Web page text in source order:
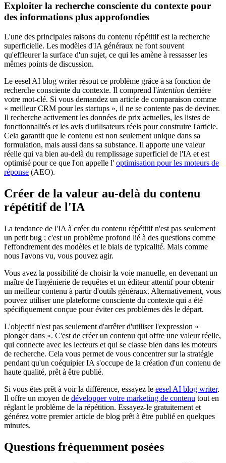
Exploiter la recherche consciente du contexte pour
des informations plus approfondies
L'une des principales raisons du contenu répétitif est la recherche
superficielle. Les modèles d'IA généraux ne font souvent
qu'effleurer la surface d'un sujet, ce qui les amène à ressasser les
mêmes points de discussion.
Le eesel AI blog writer résout ce problème grâce à sa fonction de
recherche consciente du contexte. Il comprend l'intention derrière
votre mot-clé. Si vous demandez un article de comparaison comme
« meilleur CRM pour les startups », il ne se contente pas de deviner.
Il recherche activement les données de prix actuelles, les listes de
fonctionnalités et les avis d'utilisateurs réels pour construire l'article.
Cela garantit que le contenu est non seulement unique dans sa
formulation, mais aussi dans sa substance. Il apporte une valeur
réelle qui va bien au-delà du remplissage superficiel de l'IA et est
optimisé pour ce que l'on appelle l' optimisation pour les moteurs de
réponse (AEO).
Créer de la valeur au-delà du contenu
répétitif de l'IA
La tendance de l'IA à créer du contenu répétitif n'est pas seulement
un petit bug ; c'est un problème profond lié à des questions comme
l'effondrement des modèles et le biais de typicalité. Mais comme
nous l'avons vu, vous pouvez agir.
Vous avez la possibilité de choisir la voie manuelle, en devenant un
maître de l'ingénierie de requêtes et un éditeur attentif pour obtenir
un meilleur contenu à partir d'outils généraux. Alternativement, vous
pouvez utiliser une plateforme consciente du contexte qui a été
spécifiquement conçue pour éviter ces problèmes dès le départ.
L'objectif n'est pas seulement d'arrêter d'utiliser l'expression «
plonger dans ». C'est de créer un contenu qui offre une valeur réelle,
qui connecte avec les lecteurs et qui se classe bien dans les moteurs
de recherche. Cela vous permet de vous concentrer sur la stratégie
pendant qu'un coéquipier IA s'occupe de la création d'un contenu de
haute qualité, prêt à être publié.
Si vous êtes prêt à voir la différence, essayez le eesel AI blog writer.
Il offre un moyen de développer votre marketing de contenu tout en
réglant le problème de la répétition. Essayez-le gratuitement et
générez votre premier article de blog prêt à être publié en quelques
minutes.
Questions fréquemment posées